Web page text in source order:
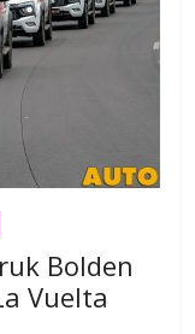
Bolden
Vuelta